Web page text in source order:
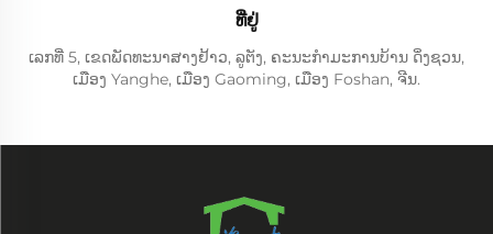
ທີ່ຢູ່
ເລກທີ່ 5, ເຂດພັດທະນາສາງຢ້າວ, ລູຕັງ, ຄະນະກຳມະການບ້ານ ດິ່ງຊວນ,
ເມືອງ Yanghe, ເມືອງ Gaoming, ເມືອງ Foshan, ຈີນ.